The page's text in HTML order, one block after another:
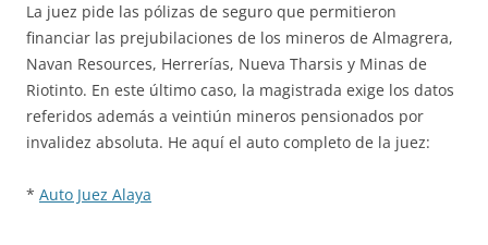
La juez pide las pólizas de seguro que permitieron
financiar las prejubilaciones de los mineros de Almagrera,
Navan Resources, Herrerías, Nueva Tharsis y Minas de
Riotinto. En este último caso, la magistrada exige los datos
referidos además a veintiún mineros pensionados por
invalidez absoluta. He aquí el auto completo de la juez:
* Auto Juez Alaya